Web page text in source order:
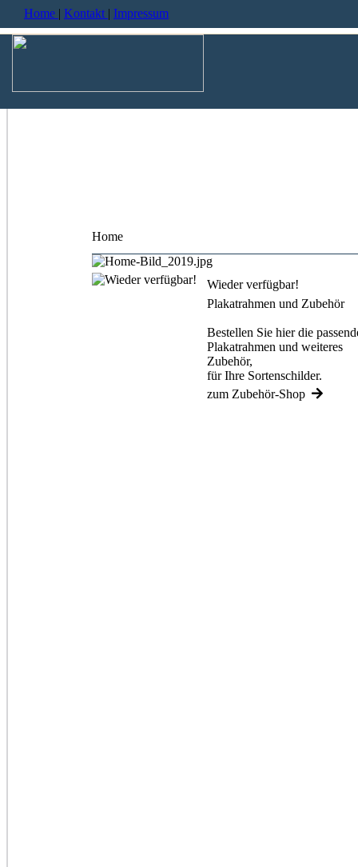
Home | Kontakt | Impressum
Home
Wieder verfügbar!
Plakatrahmen und Zubehör
Bestellen Sie hier die
Plakatrahmen und weiteres
Zubehör,
für Ihre Sortenschilder.
zum Zubehör-Shop